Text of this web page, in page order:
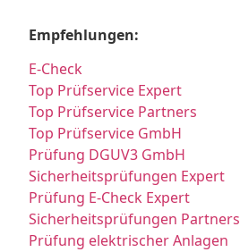
Empfehlungen:
E-Check
Top Prüfservice Expert
Top Prüfservice Partners
Top Prüfservice GmbH
Prüfung DGUV3 GmbH
Sicherheitsprüfungen Expert
Prüfung E-Check Expert
Sicherheitsprüfungen Partners
Prüfung elektrischer Anlagen